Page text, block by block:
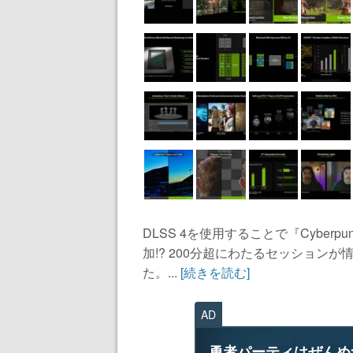
DLSS 4を使用することで『
加!? 200分超にわたるセッションが
た。... [続きを読む]
AD